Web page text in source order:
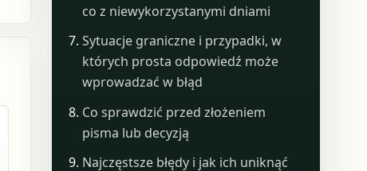
co z niewykorzystanymi dniami
Sytuacje graniczne i przypadki, w
których prosta odpowiedź może
wprowadzać w błąd
Co sprawdzić przed złożeniem
pisma lub decyzją
Najczęstsze błędy i jak ich uniknąć